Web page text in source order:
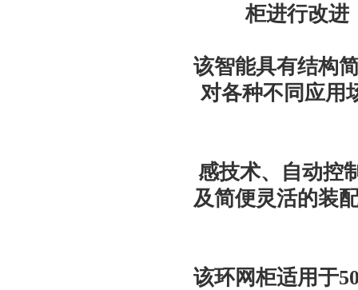
柜进行改进
该智能具有结构
对各种不同应用
感技术、自动控
及简便灵活的装
该环网柜适用于